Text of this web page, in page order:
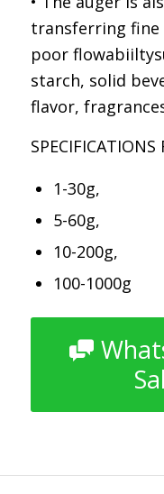
transferring
poor
starch, solid
flavor,
1-30g,
5-60g,
10-200g,
100-1000g